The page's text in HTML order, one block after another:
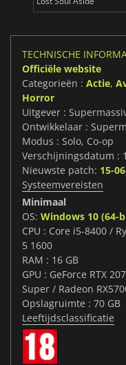
TECHNISCHE
Officiële website
Categorieën : Actie,
Horror
Uitgever :
Ontwikkelaar :
Modus : Solo, Co-op
Verschijningsdatum :
Nieuwste patch: 15-
Systeemvereisten
Minimaal
OS: Windows 10 (64-
CPU : Core i5-8400 /
5 1600
RAM : 16 GB
GPU : GeForce RTX
Super / Radeon
Opslagruimte : 70 GB
Leeftijdsclassificatie